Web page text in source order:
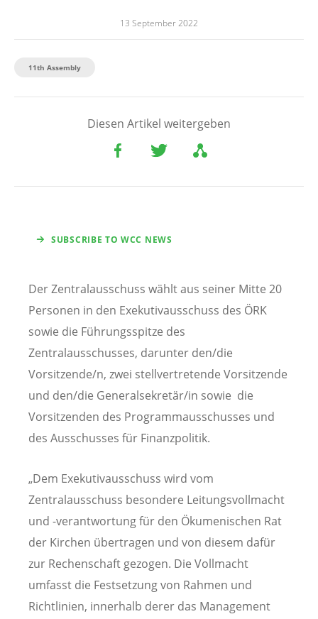
13 September 2022
11th Assembly
Diesen Artikel weitergeben
SUBSCRIBE TO WCC NEWS
Der Zentralausschuss wählt aus seiner Mitte 20
Personen in den Exekutivausschuss des ÖRK
sowie die Führungsspitze des
Zentralausschusses, darunter den/die
Vorsitzende/n, zwei stellvertretende Vorsitzende
und den/die Generalsekretär/in sowie die
Vorsitzenden des Programmausschusses und
des Ausschusses für Finanzpolitik.
„Dem Exekutivausschuss wird vom
Zentralausschuss besondere Leitungsvollmacht
und -verantwortung für den Ökumenischen Rat
der Kirchen übertragen und von diesem dafür
zur Rechenschaft gezogen. Die Vollmacht
umfasst die Festsetzung von Rahmen und
Richtlinien, innerhalb derer das Management